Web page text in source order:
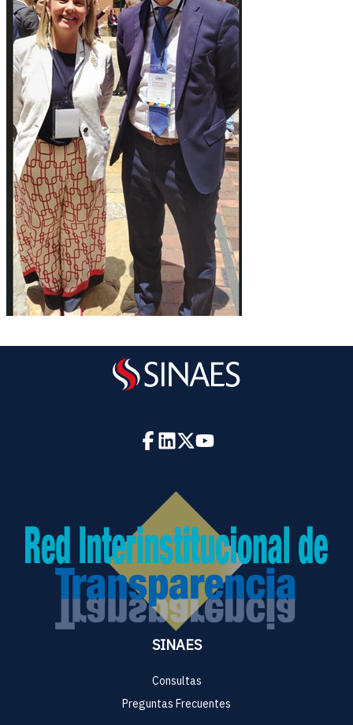
SINAES
Consultas
Preguntas Frecuentes